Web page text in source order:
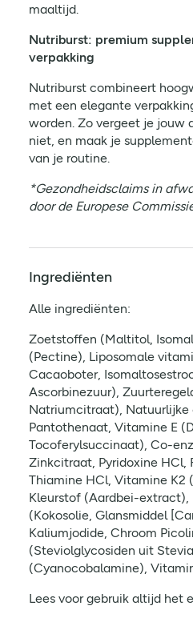
maaltijd.
Nutriburst: premium
verpakking
Nutriburst combineert
met een elegante
worden. Zo vergeet je jouw
niet, en maak je
van je routine.
*Gezondheidsclaims in
door de Europese
Ingrediënten
Alle ingrediënten:
Zoetstoffen (Maltitol,
(Pectine), Liposomale
Cacaoboter,
Ascorbinezuur),
Natriumcitraat), Natuurlijke
Pantothenaat, Vitamine E
Tocoferylsuccinaat), Co-
Zinkcitraat, Pyridoxine HCl,
Thiamine HCl, Vitamine K2
Kleurstof (Aardbei-extract),
(Kokosolie, Glansmiddel
Kaliumjodide, Chroom
(Steviolglycosiden uit
(Cyanocobalamine),
Lees voor gebruik altijd het